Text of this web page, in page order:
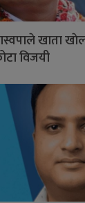
खाता
विजयी